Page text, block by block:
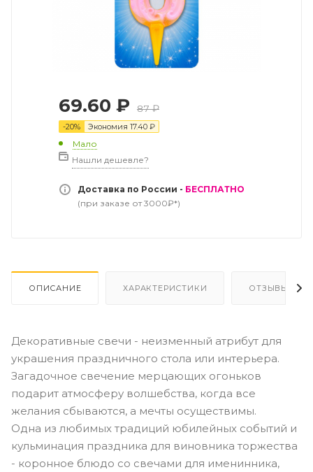
69.60 ₽ 87₽
-20% Экономия 17.40 ₽
Мало
Нашли дешевле?
Доставка по России - БЕСПЛАТНО
(при заказе от 3000₽*)
ОПИСАНИЕ ХАРАКТЕРИСТИКИ ОТЗЫВЫ
Декоративные свечи - неизменный атрибут для
украшения праздничного стола или интерьера.
Загадочное свечение мерцающих огоньков
подарит атмосферу волшебства, когда все
желания сбываются, а мечты осуществимы.
Одна из любимых традиций юбилейных событий и
кульминация праздника для виновника торжества
- коронное блюдо со свечами для именинника,